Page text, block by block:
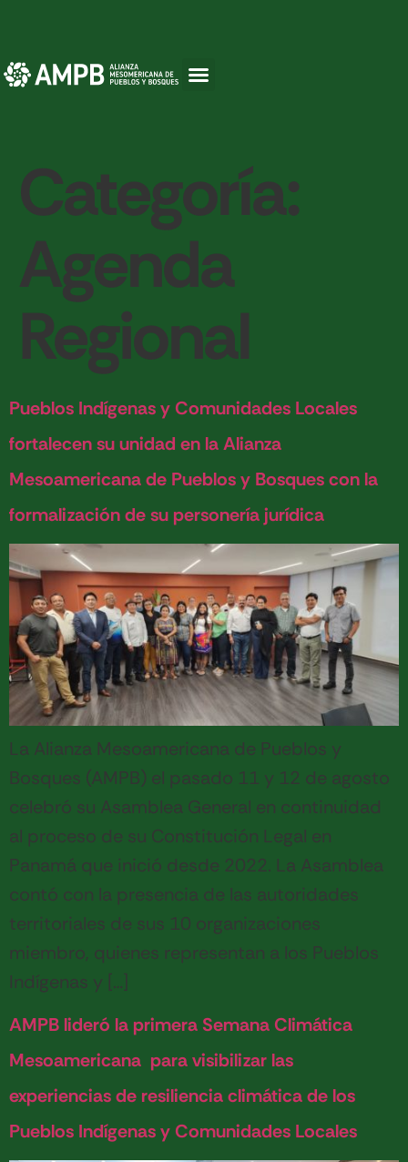
Categoría:
Agenda
Regional
Pueblos Indígenas y Comunidades Locales
fortalecen su unidad en la Alianza
Mesoamericana de Pueblos y Bosques con la
formalización de su personería jurídica
La Alianza Mesoamericana de Pueblos y
Bosques (AMPB) el pasado 11 y 12 de agosto
celebró su Asamblea General en continuidad
al proceso de su Constitución Legal en
Panamá que inició desde 2022. La Asamblea
contó con la presencia de las autoridades
territoriales de sus 10 organizaciones
miembro, quienes representan a los Pueblos
Indígenas y […]
AMPB lideró la primera Semana Climática
Mesoamericana para visibilizar las
experiencias de resiliencia climática de los
Pueblos Indígenas y Comunidades Locales